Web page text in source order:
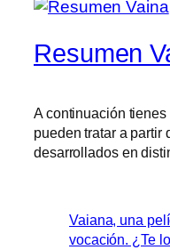
Resumen
A continuación
pueden tratar a partir
desarrollados en
Vaiana, una
vocación. ¿Te